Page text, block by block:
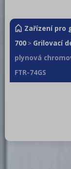
Zařízení pro
700 > Grilovací
plynová
FTR-74GS